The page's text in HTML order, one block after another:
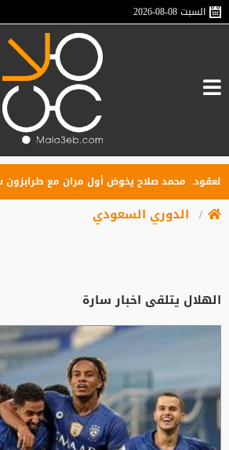
السبت2026-08-08
محمد صلاح يخوض أول مران مع طرابزون سبور
الدوري السعودي
الهلال يتلقى اخبار سارة